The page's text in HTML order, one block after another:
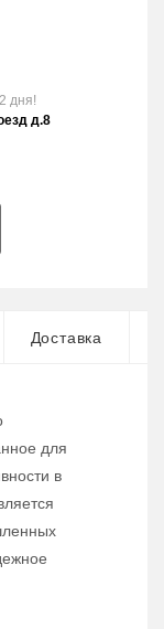
дня!
д.8
Доставка
для
в